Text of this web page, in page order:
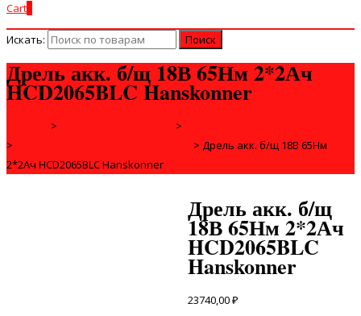
Cart
Искать:
Дрель акк. б/щ 18В 65Нм 2*2Ач
HCD2065BLC Hanskonner
> >
>
> Дрель акк. б/щ 18В 65Нм
2*2Ач HCD2065BLC Hanskonner
Дрель акк. б/щ
18В 65Нм 2*2Ач
HCD2065BLC
Hanskonner
23740,00₽